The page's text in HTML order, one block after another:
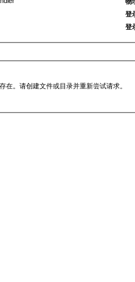
登
登
在。请创建文件或目录并重新尝试请求。